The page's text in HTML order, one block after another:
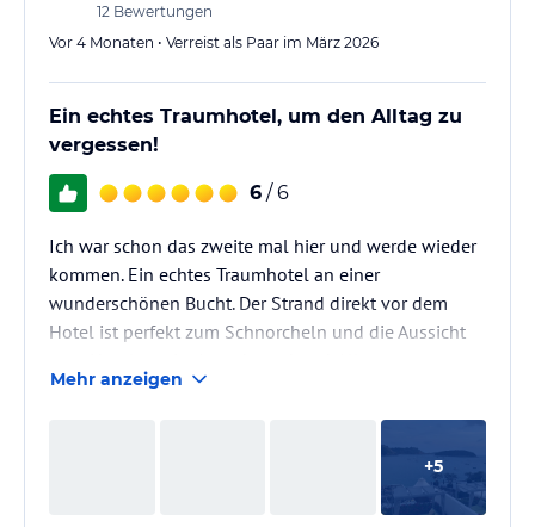
12 Bewertungen
Vor 4 Monaten • Verreist als Paar im März 2026
Ein echtes Traumhotel, um den Alltag zu
vergessen!
6 / 6
Ich war schon das zweite mal hier und werde wieder
kommen. Ein echtes Traumhotel an einer
wunderschönen Bucht. Der Strand direkt vor dem
Hotel ist perfekt zum Schnorcheln und die Aussicht
Mitarbeitenden sind ganz besonders aufmerksam
und super freundlich. Man fühlt sich hier immer
rundum wohl! Das Essen und der Service sind ganz
Mehr anzeigen
+5